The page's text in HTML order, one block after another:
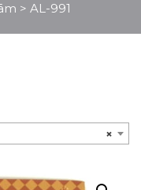
> AL-991
×